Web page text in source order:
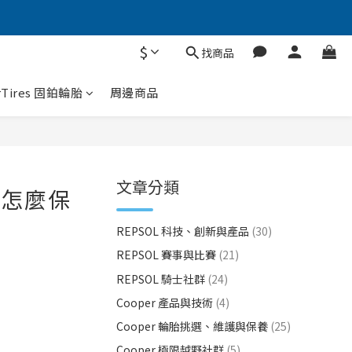
$ 找商品
固鉑輪胎 周邊商品
麼保 文章分類
REPSOL 科技、創新與產品 (30)
REPSOL 賽事與比賽 (21)
REPSOL 騎士社群 (24)
Cooper 產品與技術 (4)
Cooper 輪胎挑選、維護與保養 (25)